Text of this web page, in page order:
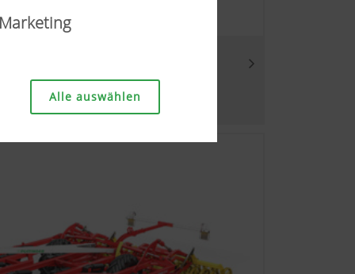
und userfreundlich
als auch die richtige
6 Monate
Alle auswählen